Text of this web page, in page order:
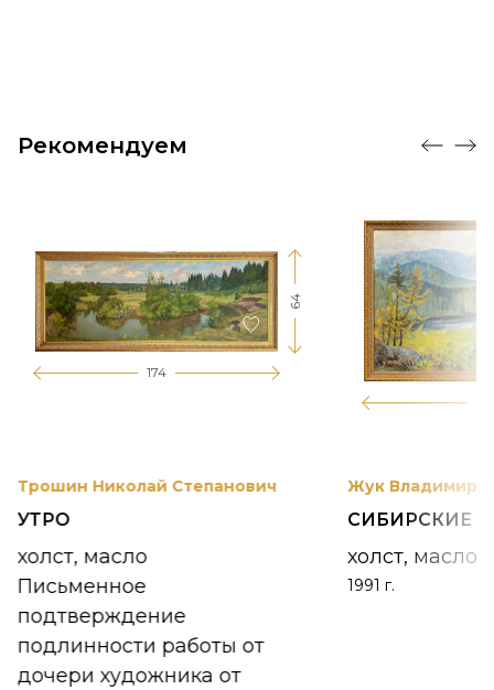
Рекомендуем
174
64
Трошин Николай Степанович
УТРО
холст, масло
Письменное
подтверждение
подлинности работы от
дочери художника от
Жук Владимир
СИБИРСКИЕ
холст, масло
1991 г.